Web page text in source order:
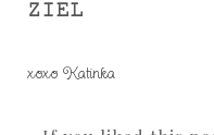
ZIEL
xoxo Katinka